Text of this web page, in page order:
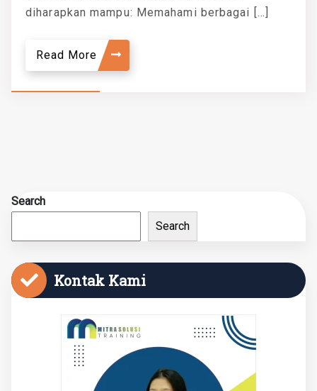
diharapkan mampu: Memahami berbagai […]
Read More
Search
Search
Kontak Kami